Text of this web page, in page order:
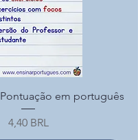
em português
Precio
4,40 BRL